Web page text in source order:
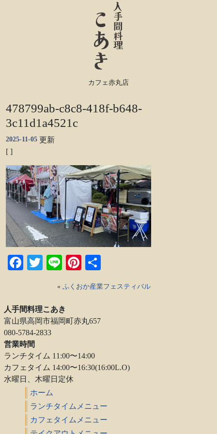
カフェ赤丸店
478799ab-c8c8-418f-b648-
3c11d1a4521c
2025-11-05 更新
[ ]
Facebook
TwitterLinePinterest
« ふくおか産業フェスティバル
人手間料理こあき
富山県高岡市福岡町赤丸657
080-5784-2833
営業時間
ランチタイム 11:00〜14:00
カフェタイム 14:00〜16:30(16:00L.O)
水曜日、木曜日定休
ホーム
ランチタイムメニュー
カフェタイムメニュー